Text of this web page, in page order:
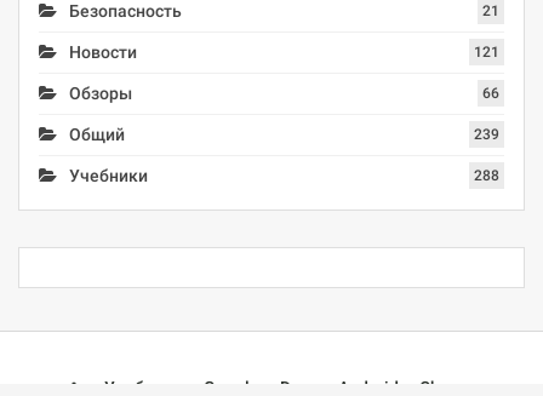
Безопасность 21
Новости 121
Обзоры 66
Общий 239
Учебники 288
Учебники Google Docs Android Chrome